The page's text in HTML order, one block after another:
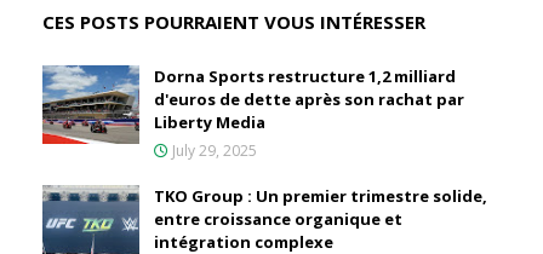
CES POSTS POURRAIENT VOUS INTÉRESSER
Dorna Sports restructure 1,2 milliard
d'euros de dette après son rachat par
Liberty Media
July 29, 2025
TKO Group : Un premier trimestre solide,
entre croissance organique et
intégration complexe